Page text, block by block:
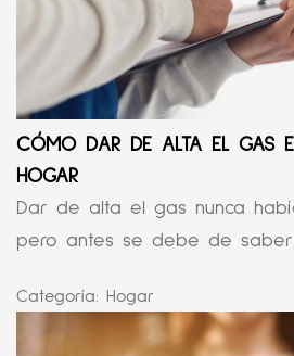
CÓMO DAR DE ALTA EL GAS
HOGAR
Dar de alta el gas nunca
pero antes se debe de
Categoría: Hogar